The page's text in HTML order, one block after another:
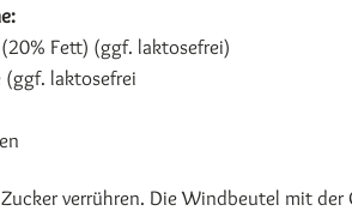
Fett) (ggf. laktosefrei)
(ggf. laktosefrei
verrühren. Die Windbeutel mit